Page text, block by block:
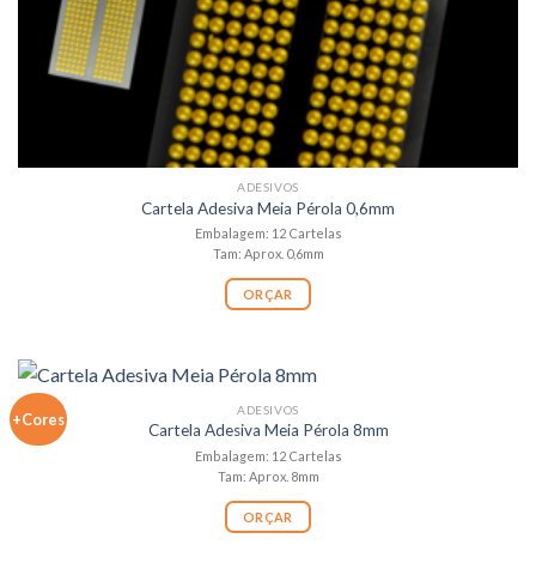
ADESIVOS
Cartela Adesiva Meia Pérola 0,6mm
Embalagem: 12 Cartelas
Tam: Aprox. 0,6mm
ORÇAR
+Cores
ADESIVOS
Cartela Adesiva Meia Pérola 8mm
Embalagem: 12 Cartelas
Tam: Aprox. 8mm
ORÇAR